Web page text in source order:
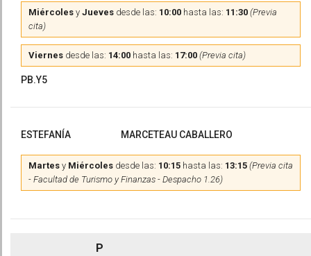
Miércoles y Jueves desde las: 10:00 hasta las: 11:30 (Previa
cita)
Viernes desde las: 14:00 hasta las: 17:00 (Previa cita)
PB.Y5
ESTEFANÍA MARCETEAU CABALLERO
Martes y Miércoles desde las: 10:15 hasta las: 13:15 (Previa cita
- Facultad de Turismo y Finanzas - Despacho 1.26)
P